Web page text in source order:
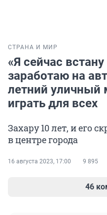
СТРАНА И МИР
«Я сейчас
заработаю на
летний уличный
играть для всех
Захару 10 лет, и его
в центре города
16 августа 2023, 17:00 9 895
46